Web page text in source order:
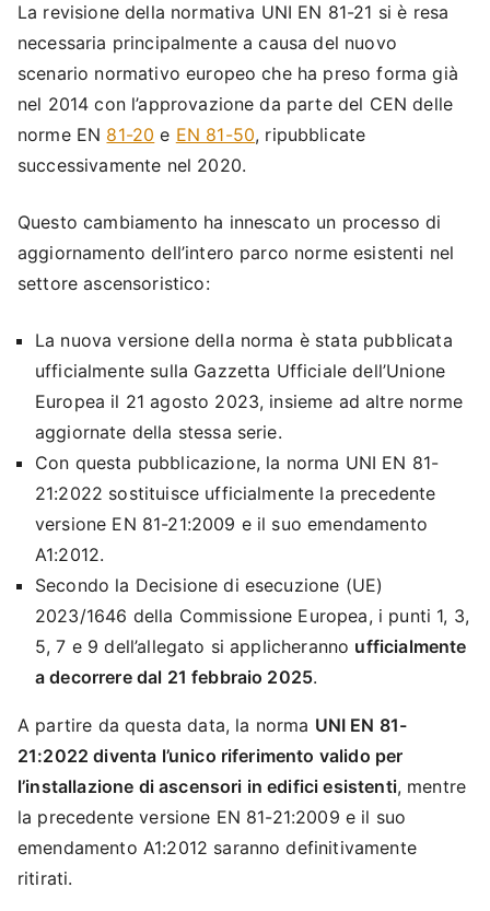
La revisione della normativa UNI EN 81-21 si è resa
necessaria principalmente a causa del nuovo
scenario normativo europeo che ha preso forma già
nel 2014 con l’approvazione da parte del CEN delle
norme EN 81-20 e EN 81-50, ripubblicate
successivamente nel 2020.
Questo cambiamento ha innescato un processo di
aggiornamento dell’intero parco norme esistenti nel
settore ascensoristico:
La nuova versione della norma è stata pubblicata
ufficialmente sulla Gazzetta Ufficiale dell’Unione
Europea il 21 agosto 2023, insieme ad altre norme
aggiornate della stessa serie.
Con questa pubblicazione, la norma UNI EN 81-
21:2022 sostituisce ufficialmente la precedente
versione EN 81-21:2009 e il suo emendamento
A1:2012.
Secondo la Decisione di esecuzione (UE)
2023/1646 della Commissione Europea, i punti 1, 3,
5, 7 e 9 dell’allegato si applicheranno ufficialmente
a decorrere dal 21 febbraio 2025.
A partire da questa data, la norma UNI EN 81-
21:2022 diventa l’unico riferimento valido per
l’installazione di ascensori in edifici esistenti, mentre
la precedente versione EN 81-21:2009 e il suo
emendamento A1:2012 saranno definitivamente
ritirati.